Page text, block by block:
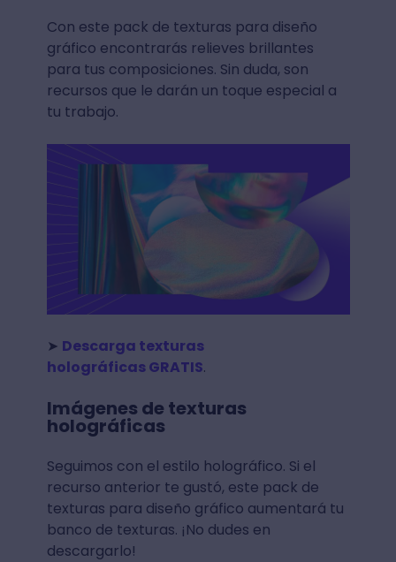
Con este pack de texturas para diseño
gráfico encontrarás relieves brillantes
para tus composiciones. Sin duda, son
recursos que le darán un toque especial a
tu trabajo.
➤ Descarga texturas
holográficas GRATIS.
Imágenes de texturas
holográficas
Seguimos con el estilo holográfico. Si el
recurso anterior te gustó, este pack de
texturas para diseño gráfico aumentará tu
banco de texturas. ¡No dudes en
descargarlo!